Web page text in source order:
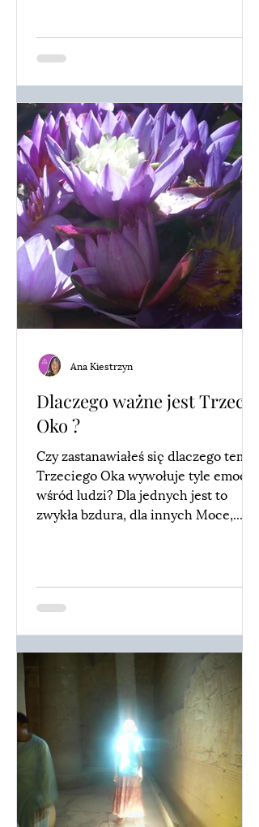
Dlaczego ważne jest Trzecie
Oko ?
Czy zastanawiałeś się dlaczego temat
Trzeciego Oka wywołuje tyle emocji
wśród ludzi? Dla jednych jest to
zwykła bzdura, dla innych Moce,...
Ana Kiestrzyn